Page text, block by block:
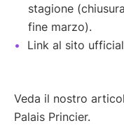
stagione
fine marzo).
Link al sito
Veda il nostro
Palais Princier.